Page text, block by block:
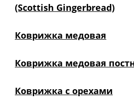
(Scottish Gingerbread)
Коврижка медовая
Коврижка медовая
Коврижка с орехами